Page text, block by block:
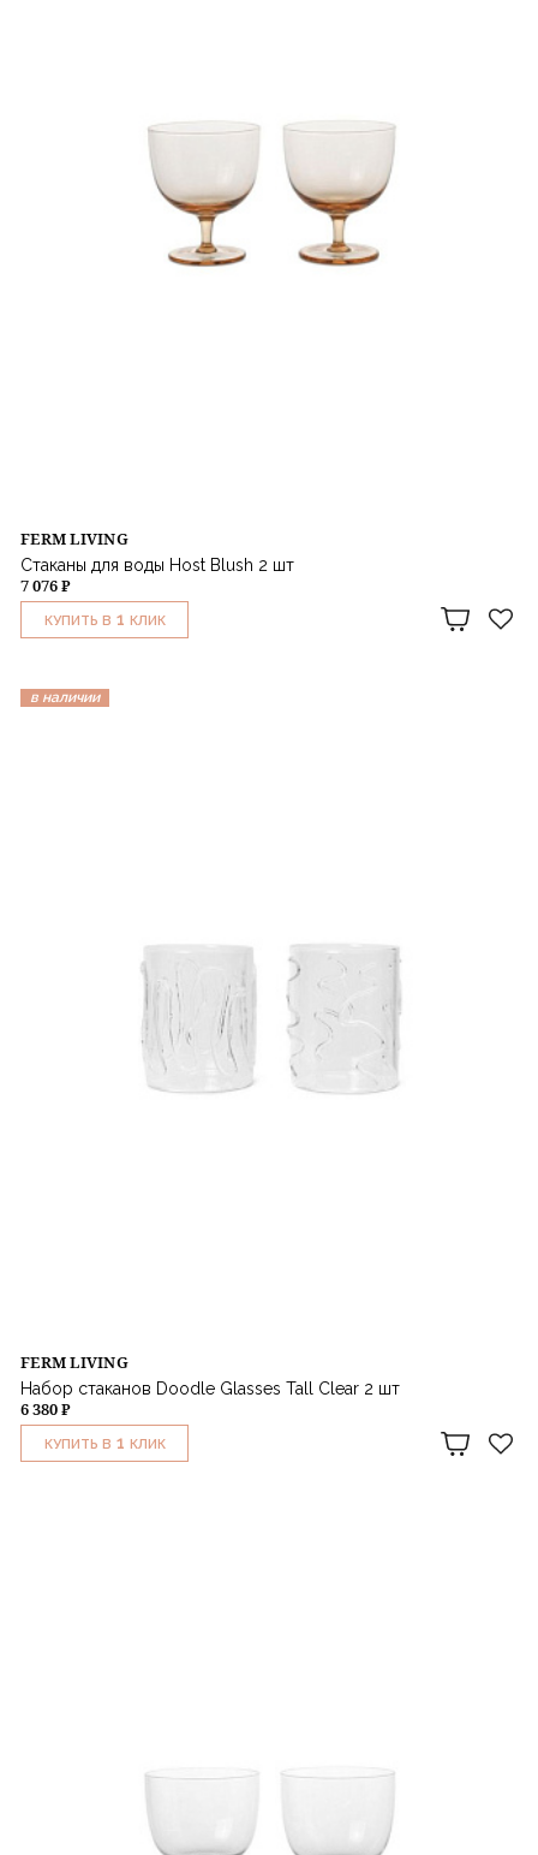
FERM LIVING
Стаканы для воды Host Blush 2 шт
7 076 ₽
КУПИТЬ В 1 КЛИК
в наличии
FERM LIVING
Набор стаканов Doodle Glasses Tall Clear 2 шт
6 380 ₽
КУПИТЬ В 1 КЛИК